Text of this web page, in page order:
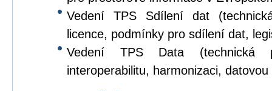
Vedení TPS Sdílení dat
licence, podmínky pro sdílení dat,
Vedení TPS Data (technická
interoperabilitu, harmonizaci,